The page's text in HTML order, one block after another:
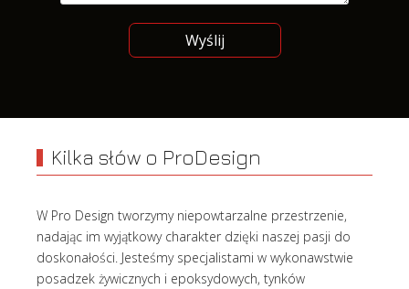
Wyślij
Kilka słów o ProDesign
W Pro Design tworzymy niepowtarzalne przestrzenie,
nadając im wyjątkowy charakter dzięki naszej pasji do
doskonałości. Jesteśmy specjalistami w wykonawstwie
posadzek żywicznych i epoksydowych, tynków